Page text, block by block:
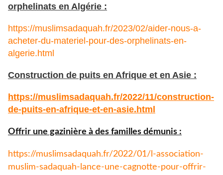
orphelinats en Algérie :
https://muslimsadaquah.fr/2023/02/aider-nous-a-
acheter-du-materiel-pour-des-orphelinats-en-
algerie.html
Construction de puits en Afrique et en Asie :
https://muslimsadaquah.fr/2022/11/construction-
de-puits-en-afrique-et-en-asie.html
Offrir une gazinière à des familles démunis :
https://muslimsadaquah.fr/2022/01/l-association-
muslim-sadaquah-lance-une-cagnotte-pour-offrir-